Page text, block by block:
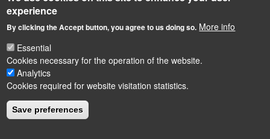
experience
By clicking the Accept button, you agree to us doing so. More info
Essential
Cookies necessary for the operation of the website.
Analytics
Cookies required for website visitation statistics.
Save preferences